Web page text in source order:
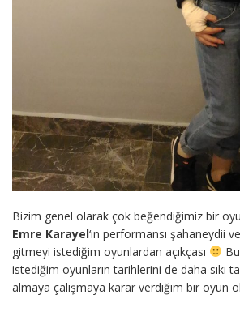
Bizim genel olarak çok beğendiğimiz bir
Emre Karayel‘in performansı şahaneydii
gitmeyi istediğim oyunlardan açıkçası
istediğim oyunların tarihlerini de daha sıkı
almaya çalışmaya karar verdiğim bir oyun